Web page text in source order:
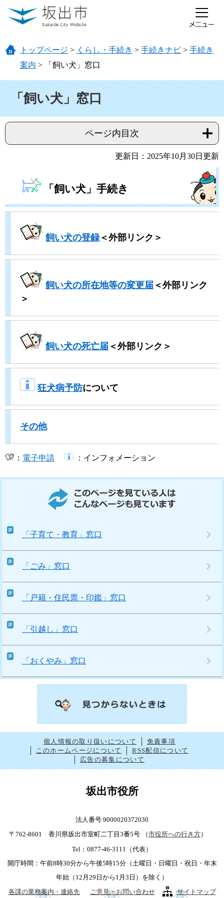
ページの先頭です。
メニューを飛ばして本文へ
トップページ > くらし・手続き > 手続きナビ > 手続き
案内 > 「飼い犬」窓口
「飼い犬」窓口
ページ内目次
更新日：2025年10月30日更新
「飼い犬」手続き
飼い犬の登録＜外部リンク＞
飼い犬の所在地等の変更届 ＜外部リンク
＞
飼い犬の死亡届 ＜外部リンク＞
狂犬病予防について
その他
： 電子申請 ​：インフォメーション​
「子育て・教育」窓口
「ごみ」窓口
「戸籍・住民票・印鑑」窓口
「引越し」窓口
「おくやみ」窓口
個人情報の取り扱いについて
免責事項
このホームページについて
RSS配信について
広告の募集について
坂出市役所
法人番号 9000020372030
〒762-8601 香川県坂出市室町二丁目3番5号
（市役所への行き方）
Tel：0877-46-3111（代表）
開庁時間：午前8時30分から午後5時15分（土曜日・日曜日・祝日・年末
年始（12月29日から1月3日）を除く）
各課の業務案内・連絡先
ご意見・お問い合わせ サイトマップ